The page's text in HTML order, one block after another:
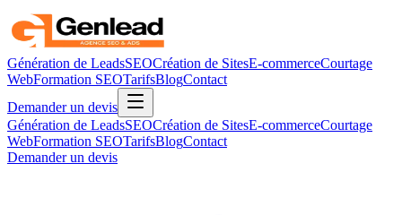
Génération de LeadsSEOCréation de SitesE-commerceCourtage
WebFormation SEOTarifsBlogContact
Demander un devis
Génération de LeadsSEOCréation de SitesE-commerceCourtage
WebFormation SEOTarifsBlogContact
Demander un devis